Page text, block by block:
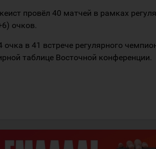
провёл 40 матчей в рамках
очков.
в 41 встрече регулярного
таблице Восточной конференции.